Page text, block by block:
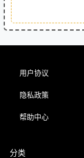
用户协议
隐私政策
帮助中心
分类